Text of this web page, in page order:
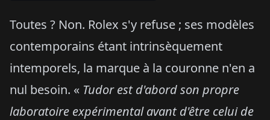
Toutes ? Non. Rolex s'y refuse ; ses modèles
contemporains étant intrinsèquement
intemporels, la marque à la couronne n'en a
nul besoin. « Tudor est d'abord son propre
laboratoire expérimental avant d'être celui de